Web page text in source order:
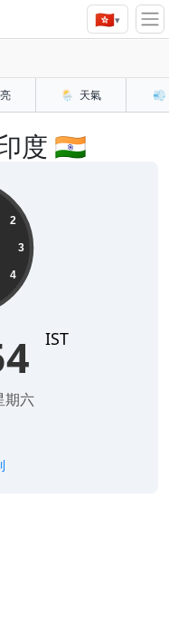
🇭🇰▾
🌦️ 天氣 💨
度 🇮🇳
2
3
4
IST
期六